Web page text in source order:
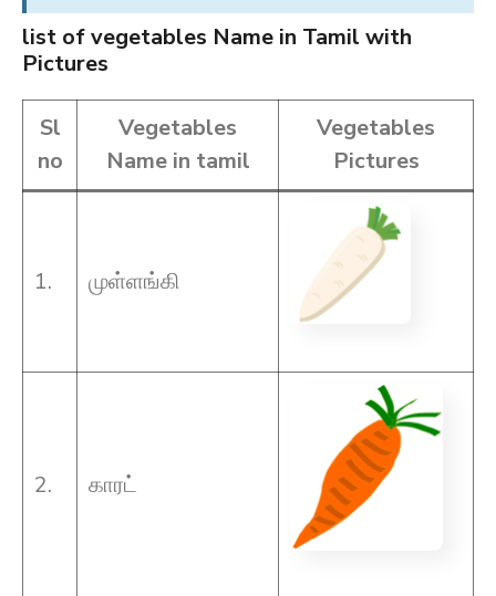
list of vegetables Name in Tamil with
Pictures
Sl
no
Vegetables
Name in tamil
Vegetables
Pictures
1. முள்ளங்கி
2. காரட்